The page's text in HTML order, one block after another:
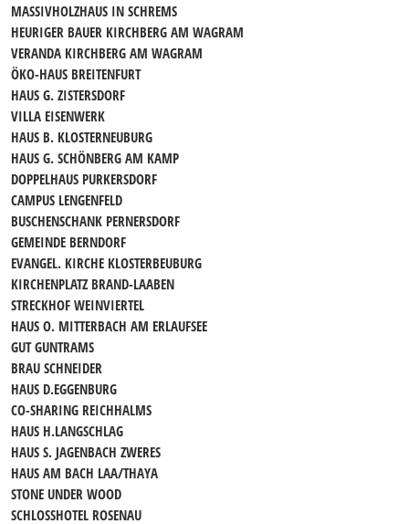
MASSIVHOLZHAUS IN SCHREMS
HEURIGER BAUER KIRCHBERG AM WAGRAM
VERANDA KIRCHBERG AM WAGRAM
ÖKO-HAUS BREITENFURT
HAUS G. ZISTERSDORF
VILLA EISENWERK
HAUS B. KLOSTERNEUBURG
HAUS G. SCHÖNBERG AM KAMP
DOPPELHAUS PURKERSDORF
CAMPUS LENGENFELD
BUSCHENSCHANK PERNERSDORF
GEMEINDE BERNDORF
EVANGEL. KIRCHE KLOSTERBEUBURG
KIRCHENPLATZ BRAND-LAABEN
STRECKHOF WEINVIERTEL
HAUS O. MITTERBACH AM ERLAUFSEE
GUT GUNTRAMS
BRAU SCHNEIDER
HAUS D.EGGENBURG
CO-SHARING REICHHALMS
HAUS H.LANGSCHLAG
HAUS S. JAGENBACH ZWERES
HAUS AM BACH LAA/THAYA
STONE UNDER WOOD
SCHLOSSHOTEL ROSENAU